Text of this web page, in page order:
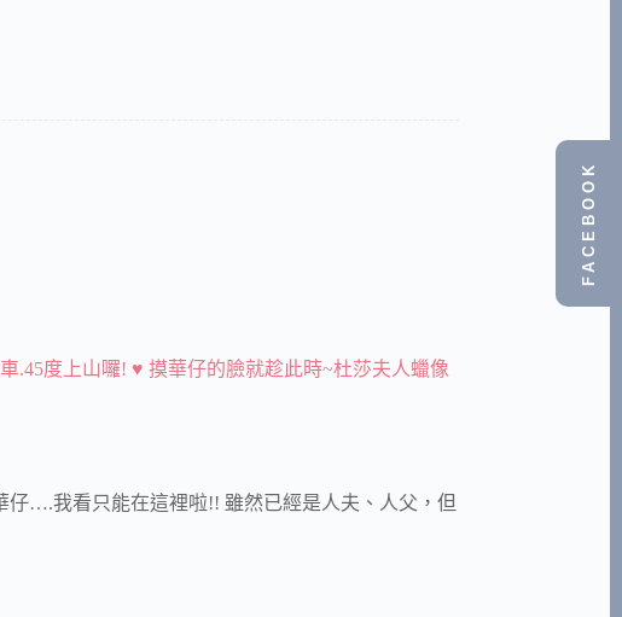
.45度上山囉! ♥ 摸華仔的臉就趁此時~杜莎夫人蠟像
仔….我看只能在這裡啦!! 雖然已經是人夫、人父，但
FACEBOOK